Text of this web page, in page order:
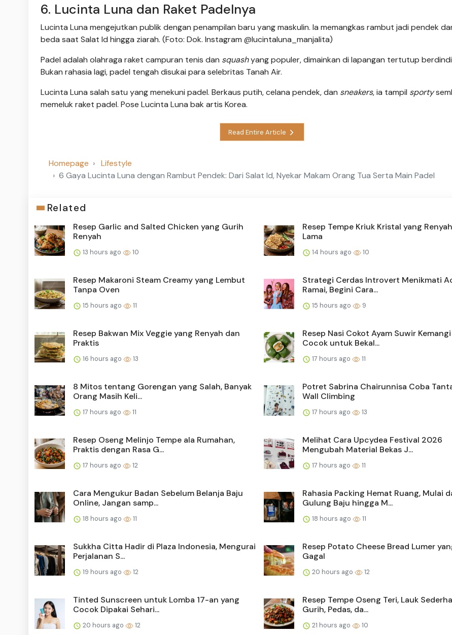
6. Lucinta Luna dan Raket Padelnya
Lucinta Luna mengejutkan publik dengan penampilan baru yang maskulin. Ia memangkas rambut jadi pendek
beda saat Salat Id hingga ziarah. (Foto: Dok. Instagram @lucintaluna_manjalita)
Padel adalah olahraga raket campuran tenis dan squashyang populer, dimainkan di lapangan tertutup
Bukan rahasia lagi, padel tengah disukai para selebritas Tanah Air.
Lucinta Luna salah satu yang menekuni padel. Berkaus putih, celana pendek, dan sneakers, ia tampil sporty
memeluk raket padel. Pose Lucinta Luna bak artis Korea.
Read Entire Article
Homepage
Lifestyle
6 Gaya Lucinta Luna dengan Rambut Pendek: Dari Salat Id, Nyekar Makam Orang Tua Serta Main Padel
Related
Resep Garlic and Salted Chicken yang Gurih
Renyah
13 hours ago 10
Resep Tempe Kriuk Kristal yang
Lama
14 hours ago 10
Resep Makaroni Steam Creamy yang Lembut
Tanpa Oven
15 hours ago 11
Strategi Cerdas Introvert Menikmati
Ramai, Begini Cara...
15 hours ago 9
Resep Bakwan Mix Veggie yang Renyah dan
Praktis
16 hours ago 13
Resep Nasi Cokot Ayam Suwir Kemangi
Cocok untuk Bekal...
17 hours ago 11
8 Mitos tentang Gorengan yang Salah, Banyak
Orang Masih Keli...
17 hours ago 11
Potret Sabrina Chairunnisa Coba
Wall Climbing
17 hours ago 13
Resep Oseng Melinjo Tempe ala Rumahan,
Praktis dengan Rasa G...
17 hours ago 12
Melihat Cara Upcydea Festival 2026
Mengubah Material Bekas J...
17 hours ago 11
Cara Mengukur Badan Sebelum Belanja Baju
Online, Jangan samp...
18 hours ago 11
Rahasia Packing Hemat Ruang, Mulai
Gulung Baju hingga M...
18 hours ago 11
Sukkha Citta Hadir di Plaza Indonesia, Mengurai
Perjalanan S...
19 hours ago 12
Resep Potato Cheese Bread Lumer
Gagal
20 hours ago 12
Tinted Sunscreen untuk Lomba 17-an yang
Cocok Dipakai Sehari...
20 hours ago 12
Resep Tempe Oseng Teri, Lauk
Gurih, Pedas, da...
21 hours ago 10